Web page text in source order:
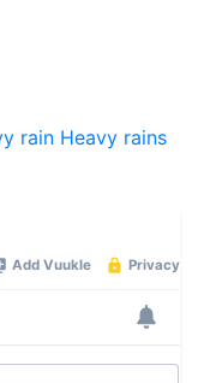
rain Heavy rains